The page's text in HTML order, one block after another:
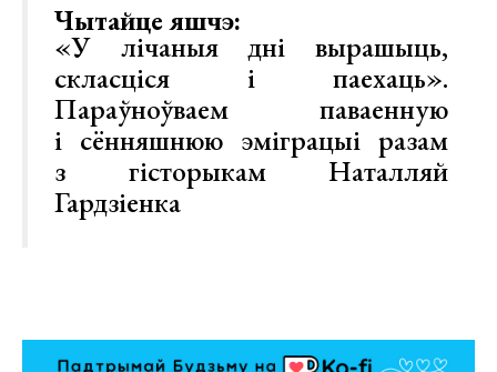
Чытайце яшчэ:
«У лічаныя дні вырашыць,
скласціся і паехаць».
Параўноўваем паваенную
і сённяшнюю эміграцыі разам
з гісторыкам Наталляй
Гардзіенка